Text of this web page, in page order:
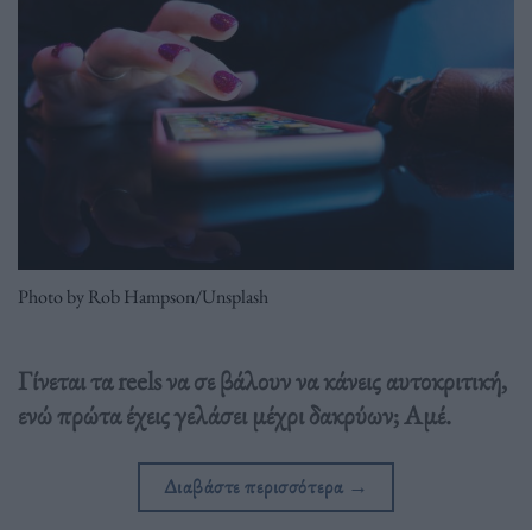
Photo by Rob Hampson/Unsplash
Γίνεται τα reels να σε βάλουν να κάνεις αυτοκριτική,
ενώ πρώτα έχεις γελάσει μέχρι δακρύων; Αμέ.
Διαβάστε περισσότερα →